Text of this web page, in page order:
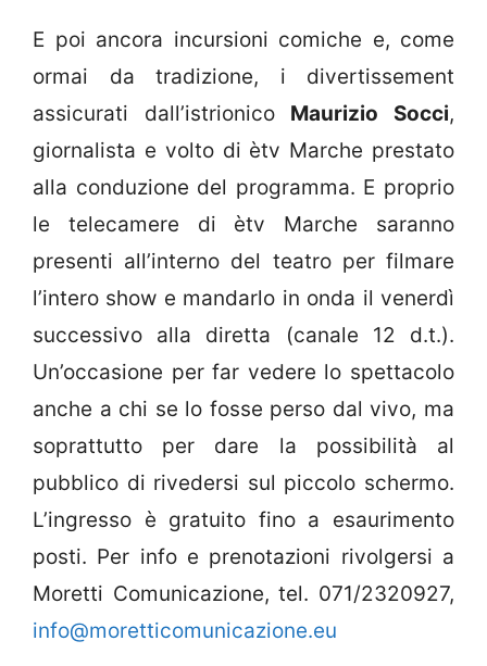
E poi ancora incursioni comiche e, come
ormai da tradizione, i divertissement
assicurati dall’istrionico Maurizio Socci,
giornalista e volto di ètv Marche prestato
alla conduzione del programma. E proprio
le telecamere di ètv Marche saranno
presenti all’interno del teatro per filmare
l’intero show e mandarlo in onda il venerdì
successivo alla diretta (canale 12 d.t.).
Un’occasione per far vedere lo spettacolo
anche a chi se lo fosse perso dal vivo, ma
soprattutto per dare la possibilità al
pubblico di rivedersi sul piccolo schermo.
L’ingresso è gratuito fino a esaurimento
posti. Per info e prenotazioni rivolgersi a
Moretti Comunicazione, tel. 071/2320927,
info@moretticomunicazione.eu